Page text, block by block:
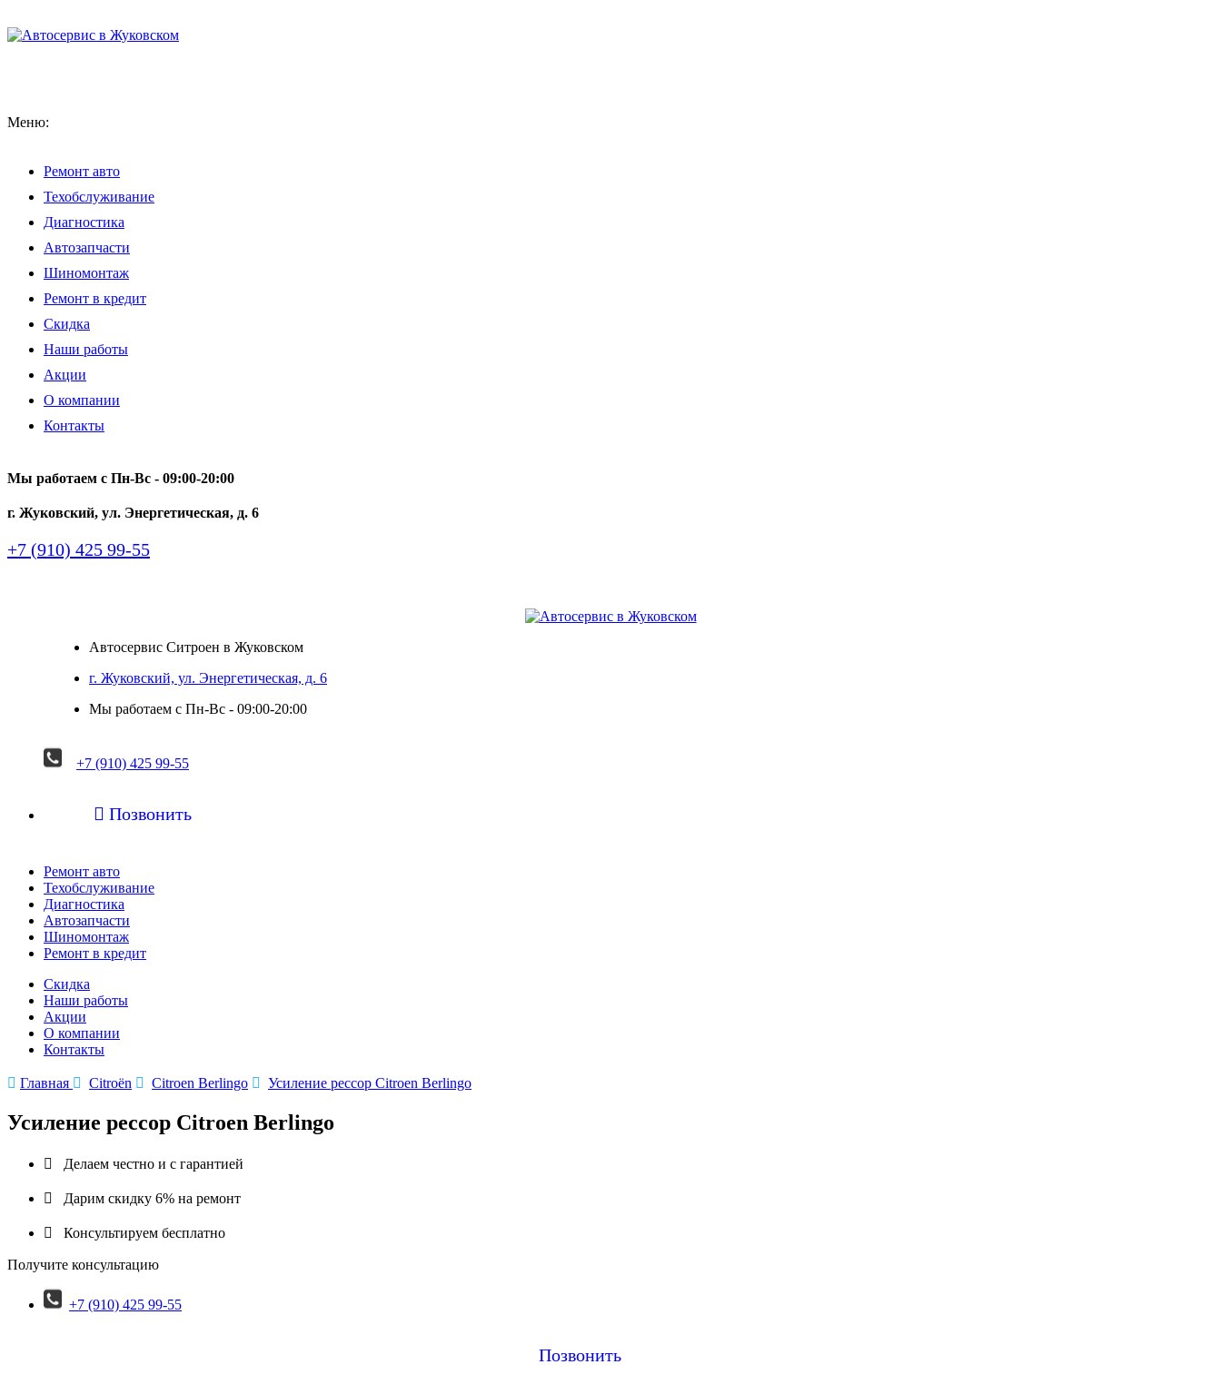
Меню:
Ремонт авто
Техобслуживание
Диагностика
Автозапчасти
Шиномонтаж
Ремонт в кредит
Скидка
Наши работы
Акции
О компании
Контакты
Мы работаем с Пн-Вc - 09:00-20:00
г. Жуковский, ул. Энергетическая, д. 6
+7 (910) 425 99-55
Автосервис Ситроен в Жуковском
г. Жуковский, ул. Энергетическая, д. 6
Мы работаем с Пн-Вc - 09:00-20:00
+7 (910) 425 99-55
 Позвонить
Ремонт авто
Техобслуживание
Диагностика
Автозапчасти
Шиномонтаж
Ремонт в кредит
Скидка
Наши работы
Акции
О компании
Контакты
 Главная  Citroën  Citroen Berlingo  Усиление рессор Citroen Berlingo
Усиление рессор Citroen Berlingo
 Делаем честно и с гарантией
 Дарим скидку 6% на ремонт
 Консультируем бесплатно
Получите консультацию
+7 (910) 425 99-55
Позвонить